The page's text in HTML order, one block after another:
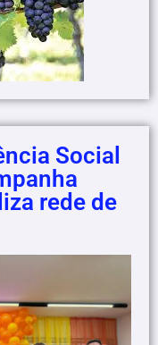
Social
rede de